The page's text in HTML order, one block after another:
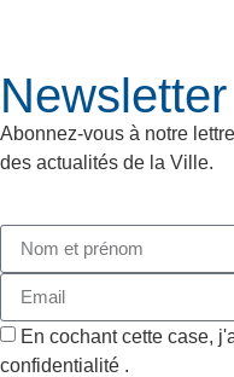
Newsletter
Abonnez-vous à notre
des actualités de la Ville.
En cochant cette case,
confidentialité .